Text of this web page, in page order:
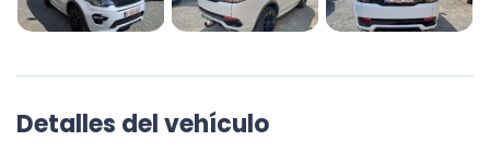
Detalles del vehículo